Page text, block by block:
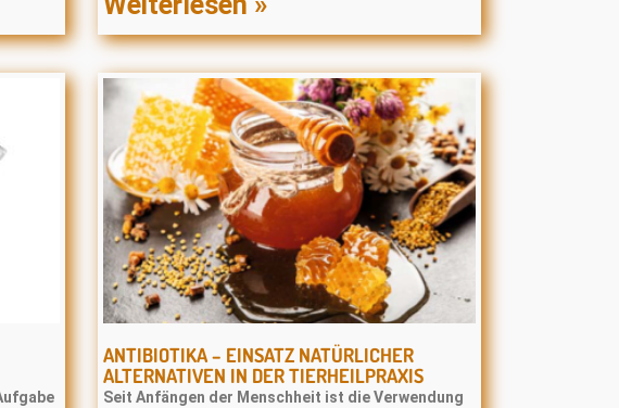
ANTIBIOTIKA – EINSATZ NATÜRLICHER
ALTERNATIVEN IN DER TIERHEILPRAXIS
Seit Anfängen der Menschheit ist die Verwendung